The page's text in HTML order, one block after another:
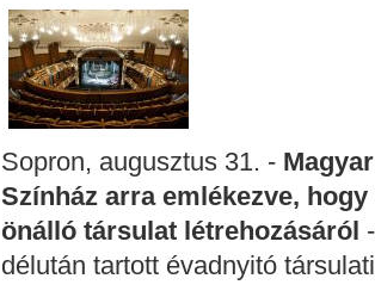
Sopron, augusztus 31. -
Színház arra emlékezve,
önálló társulat létrehozásáról
délután tartott évadnyitó